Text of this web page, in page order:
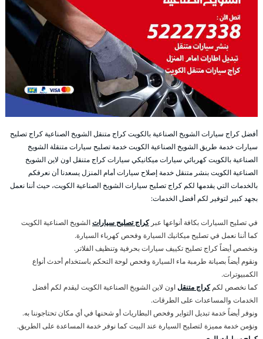
أفضل كراج سيارات الشويخ الصناعية بالكويت كراج متنقل الشويخ الصناعية كراج تصليح
سيارات خدمة طريق الشويخ الصناعية الكويت خدمة تصليح سيارات متنقلة الشويخ
الصناعية بالكويت كهربائي سيارات ميكانيكي سيارات كراج متنقل اون لاين الشويخ
الصناعية الكويت بنشر متنقل خدمة إصلاح سيارات أمام المنزل يسعدنا أن نعرفكم
بالخدمات التي يقدمها لكم كراج تصليح سيارات الشويخ الصناعية الكويت، حيث أننا نعمل
بجهد كبير لتوفير لكم أفضل الخدمات:
في تصليح السيارات بكافة أنواعها عبركراج تصليح سياراتالشويخ الصناعية الكويت
كما أننا نعمل في تصليح ميكانيك السيارة وفحص كهرباء السيارة.
ونخصص أيضاً كراج تصليح تكييف سيارات بحرفية وتنظيف الفلاتر.
ونقوم أيضاً بصيانة طرمبة ماء السيارة وفحص لوحة التحكم باستخدام أحدث أنواع
الكمبيوترات.
كما نخصص لكمكراج متنقلاون لاين الشويخ الصناعية الكويت ليقدم لكم أفضل
الخدمات والمساعدات على الطرقات.
ونوفر أيضاً خدمة تبديل التواير وفحص البطاريات أو شحنها في أي مكان تحتاجوننا به.
ونؤمن خدمة مميزة لتصليح السيارة عند البيت كما نوفر خدمة المساعدة على الطريق.